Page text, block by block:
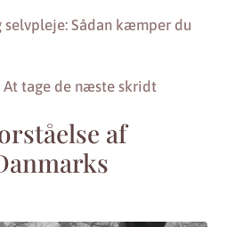
selvpleje: Sådan kæmper du
At tage de næste skridt
af